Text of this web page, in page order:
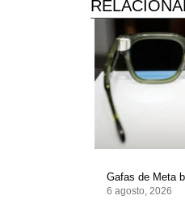
Gafas de Meta
6 agosto, 2026